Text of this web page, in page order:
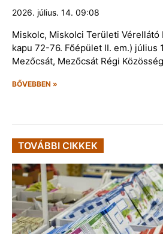
2026. július. 14. 09:08
Miskolc, Miskolci Területi
kapu 72-76. Főépület II. em.) július
Mezőcsát, Mezőcsát Régi
BŐVEBBEN »
TOVÁBBI CIKKEK